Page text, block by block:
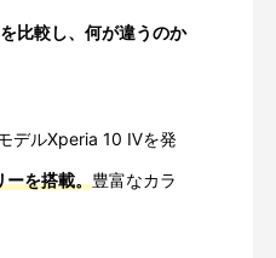
較し、何が違うのか
デルXperia 10 Ⅳを発
ーを搭載。豊富なカラ